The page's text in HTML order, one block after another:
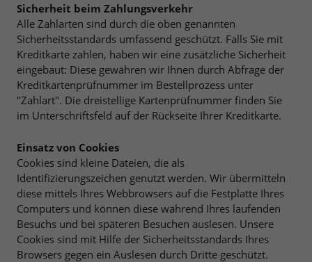
Sicherheit beim Zahlungsverkehr
Alle Zahlarten sind durch die oben genannten
Sicherheitsstandards umfassend geschützt. Falls Sie mit
Kreditkarte zahlen, haben wir eine zusätzliche Sicherheit
eingebaut: Diese gewähren wir Ihnen durch Abfrage der
Kreditkartenprüfnummer im Bestellprozess unter
"Zahlart". Die dreistellige Kartenprüfnummer finden Sie
im Unterschriftsfeld auf der Rückseite Ihrer Kreditkarte.
Einsatz von Cookies
Cookies sind kleine Dateien, die als
Identifizierungszeichen genutzt werden. Wir übermitteln
diese mittels Ihres Webbrowsers auf die Festplatte Ihres
Computers und können diese während Ihres laufenden
Besuchs und bei späteren Besuchen auslesen. Unsere
Cookies sind mit Hilfe der Sicherheitsstandards Ihres
Browsers gegen ein Auslesen durch Dritte geschützt.